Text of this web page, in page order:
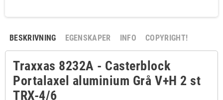
BESKRIVNING EGENSKAPER INFO COPYRIGHT!
Traxxas 8232A - Casterblock
Portalaxel aluminium Grå V+H 2 st
TRX-4/6